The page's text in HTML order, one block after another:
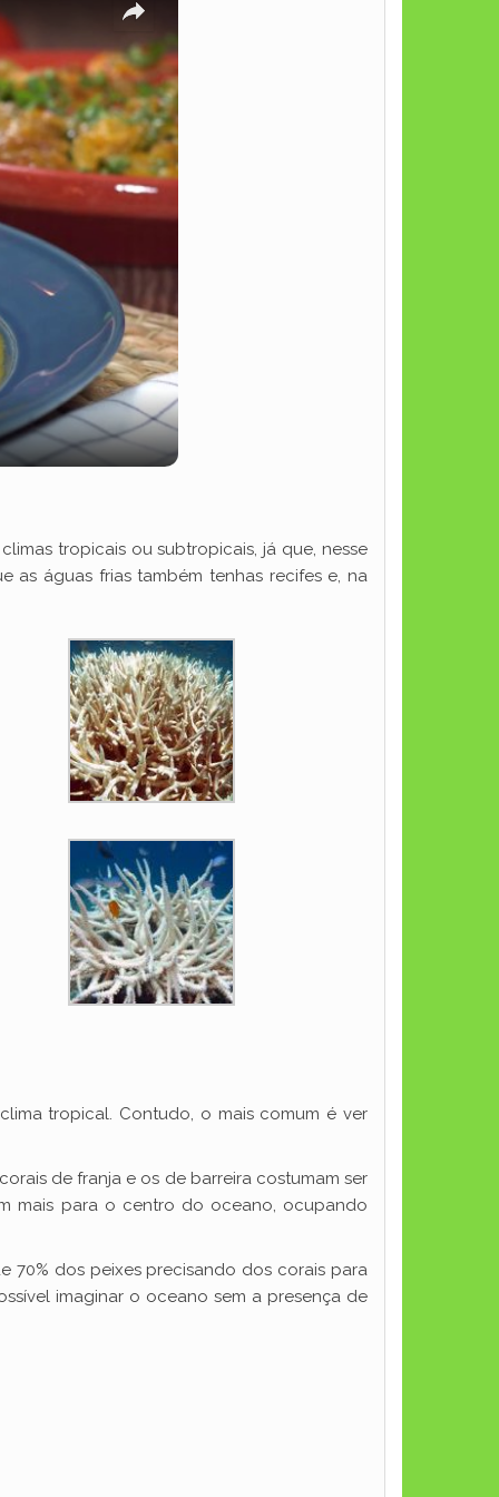
tropicais ou subtropicais, já que, nesse
as águas frias também tenhas recifes e, na
tropical. Contudo, o mais comum é ver
de franja e os de barreira costumam ser
mais para o centro do oceano, ocupando
dos peixes precisando dos corais para
imaginar o oceano sem a presença de